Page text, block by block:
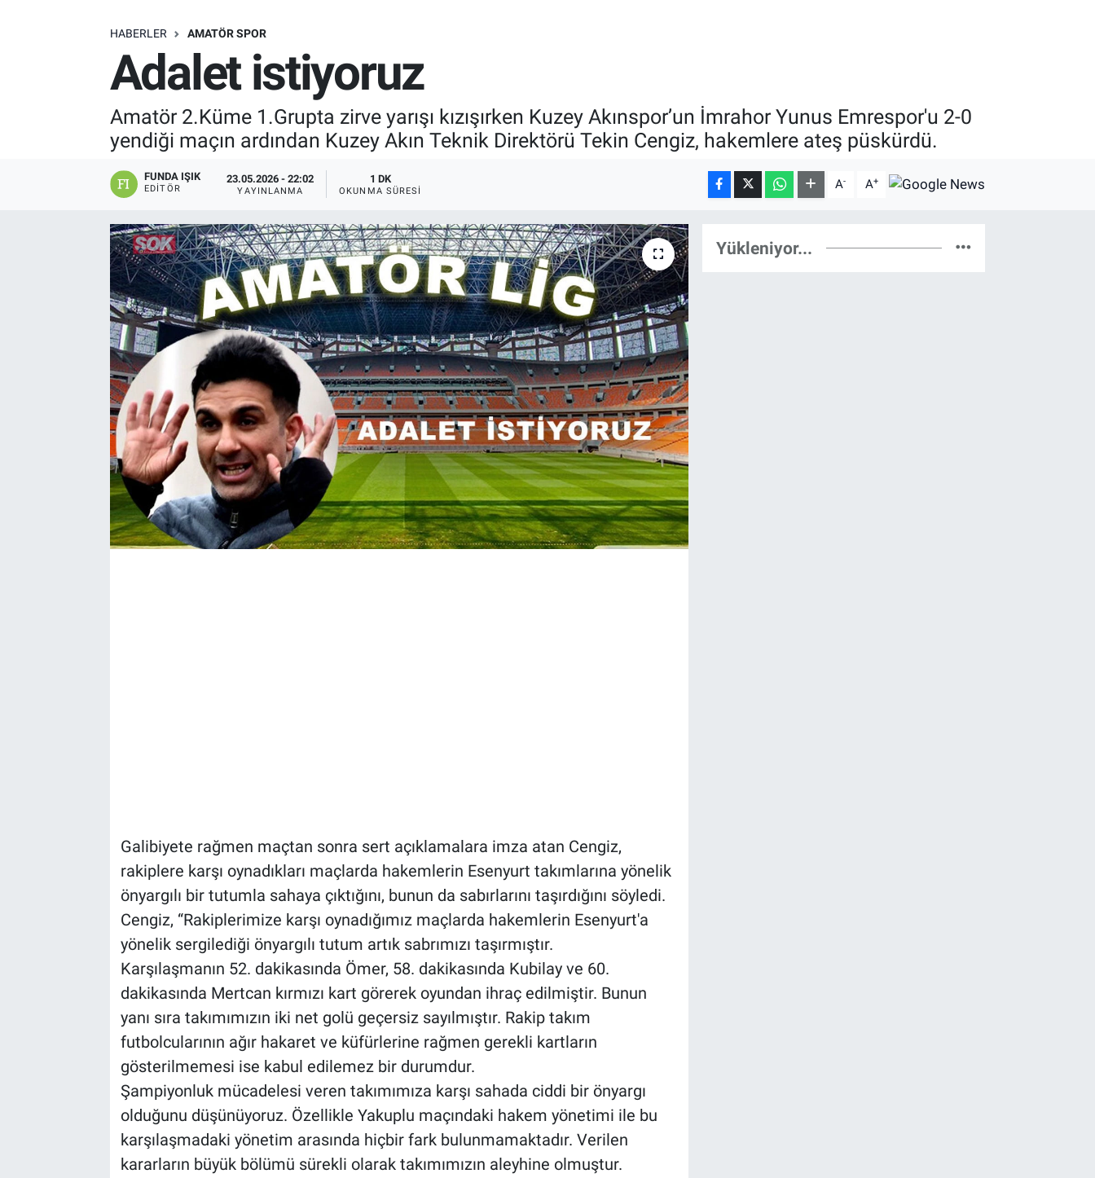
HABERLER AMATÖR SPOR
Adalet istiyoruz
Amatör 2.Küme 1.Grupta zirve yarışı kızışırken Kuzey Akınspor’un İmrahor Yunus Emrespor'u 2-0
yendiği maçın ardından Kuzey Akın Teknik Direktörü Tekin Cengiz, hakemlere ateş püskürdü.
FUNDA IŞIK
EDITÖR
23.05.2026 - 22:02
YAYINLANMA
1 DK
OKUNMA SÜRESI A- A+
Galibiyete rağmen maçtan sonra sert açıklamalara imza atan Cengiz,
rakiplere karşı oynadıkları maçlarda hakemlerin Esenyurt takımlarına yönelik
önyargılı bir tutumla sahaya çıktığını, bunun da sabırlarını taşırdığını söyledi.
Cengiz, “Rakiplerimize karşı oynadığımız maçlarda hakemlerin Esenyurt'a
yönelik sergilediği önyargılı tutum artık sabrımızı taşırmıştır.
Karşılaşmanın 52. dakikasında Ömer, 58. dakikasında Kubilay ve 60.
dakikasında Mertcan kırmızı kart görerek oyundan ihraç edilmiştir. Bunun
yanı sıra takımımızın iki net golü geçersiz sayılmıştır. Rakip takım
futbolcularının ağır hakaret ve küfürlerine rağmen gerekli kartların
gösterilmemesi ise kabul edilemez bir durumdur.
Şampiyonluk mücadelesi veren takımımıza karşı sahada ciddi bir önyargı
olduğunu düşünüyoruz. Özellikle Yakuplu maçındaki hakem yönetimi ile bu
karşılaşmadaki yönetim arasında hiçbir fark bulunmamaktadır. Verilen
kararların büyük bölümü sürekli olarak takımımızın aleyhine olmuştur.
Yükleniyor...
ÖZEL HABER
ASTROLOJİ
RESMİ İLANLAR
Bize ulaşın
İletişim/Künye
Gözden Kaçmasın